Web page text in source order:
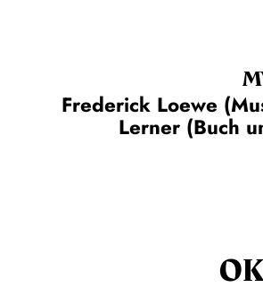
Frederick Loewe
Lerner (Buch